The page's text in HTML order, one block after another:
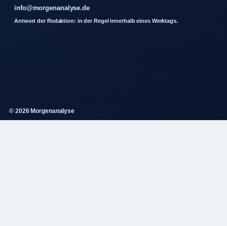
info@morgenanalyse.de
Antwort der Redaktion: in der Regel innerhalb eines Werktags.
© 2026 Morgenanalyse